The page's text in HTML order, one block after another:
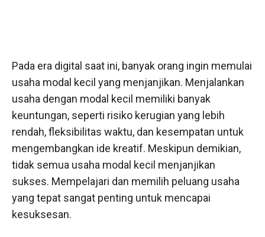
Pada era digital saat ini, banyak orang ingin memulai
usaha modal kecil yang menjanjikan. Menjalankan
usaha dengan modal kecil memiliki banyak
keuntungan, seperti risiko kerugian yang lebih
rendah, fleksibilitas waktu, dan kesempatan untuk
mengembangkan ide kreatif. Meskipun demikian,
tidak semua usaha modal kecil menjanjikan
sukses. Mempelajari dan memilih peluang usaha
yang tepat sangat penting untuk mencapai
kesuksesan.